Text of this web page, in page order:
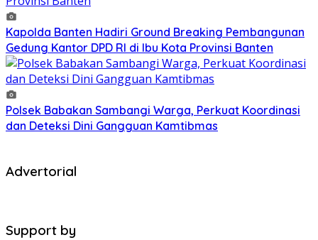
Kapolda Banten Hadiri Ground Breaking Pembangunan
Gedung Kantor DPD RI di Ibu Kota Provinsi Banten
Polsek Babakan Sambangi Warga, Perkuat Koordinasi
dan Deteksi Dini Gangguan Kamtibmas
Advertorial
Support by